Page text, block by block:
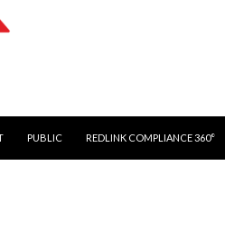
PUBLIC REDLINK COMPLIANCE 360°